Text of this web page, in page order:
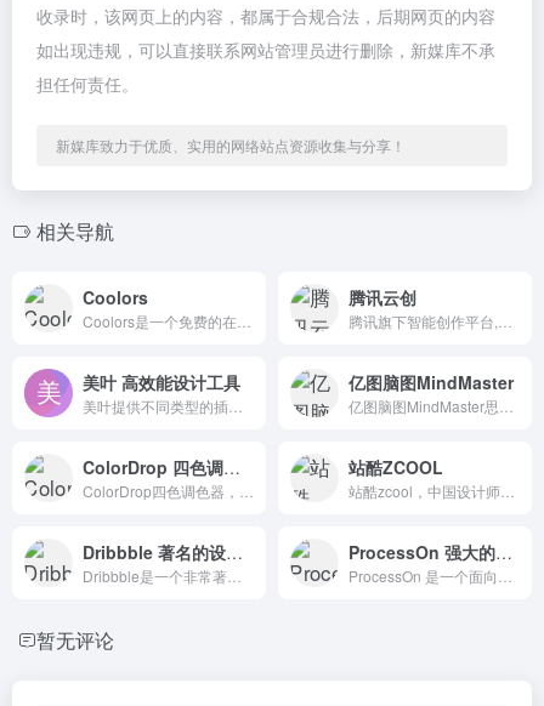
收录时，该网页上的内容，都属于合规合法，后期网页的内容
如出现违规，可以直接联系网站管理员进行删除，新媒库不承
担任何责任。
新媒库致力于优质、实用的网络站点资源收集与分享！
相关导航
Coolors 腾讯云创
美叶 高效能设计工具 亿图脑图MindMaster
ColorDrop 四色调色器 站酷ZCOOL
Dribbble 著名的设计作品交流社区 ProcessOn 强大的作图工具
暂无评论